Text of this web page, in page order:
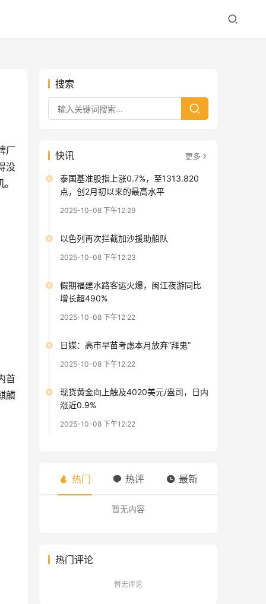
厂
没
首
麟
搜索
快讯 更多
泰国基准股指上涨0.7%，至1313.820
点，创2月初以来的最高水平
2025-10-08 下午12:29
以色列再次拦截加沙援助船队
2025-10-08 下午12:23
假期福建水路客运火爆，闽江夜游同比
增长超490%
2025-10-08 下午12:22
日媒：高市早苗考虑本月放弃“拜鬼”
2025-10-08 下午12:22
现货黄金向上触及4020美元/盎司，日内
涨近0.9%
2025-10-08 下午12:22
热门 热评 最新
暂无内容
热门评论
暂无评论